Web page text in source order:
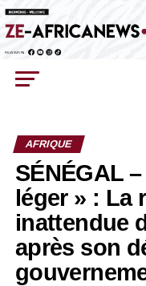
AFRIQUE
SÉNÉGAL
léger » : La
inattendue
après son